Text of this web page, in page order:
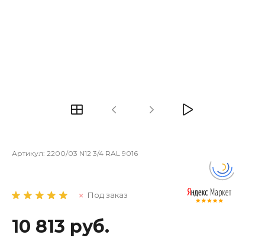
Артикул: 2200/03 N12 3/4 RAL 9016
Под заказ
10 813 руб.